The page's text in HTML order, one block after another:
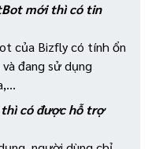
mới thì có tin
của Bizfly có tính ổn
đang sử dụng
thì có được hỗ trợ